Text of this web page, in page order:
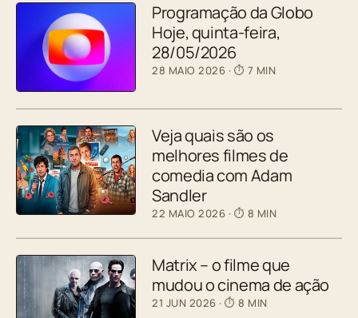
Programação da Globo
Hoje, quinta-feira,
28/05/2026
28 MAIO 2026 · ⏱ 7 MIN
Veja quais são os
melhores filmes de
comedia com Adam
Sandler
22 MAIO 2026 · ⏱ 8 MIN
Matrix – o filme que
mudou o cinema de ação
21 JUN 2026 · ⏱ 8 MIN